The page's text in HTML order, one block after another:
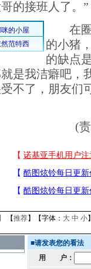
的接班人了。 ”
在圈
的小猪
的缺点
是我洁癖吧，
不了，朋友们
(
【推荐】【字体： 大 中 小
■请发表您的看法
用 户：